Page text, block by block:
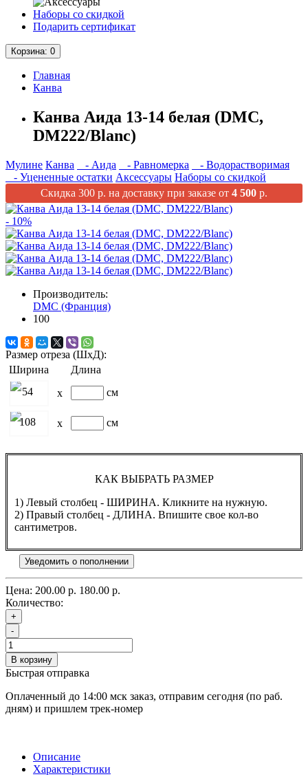
Наборы со скидкой
Подарить сертификат
Корзина: 0
Главная
Канва
Канва Аида 13-14 белая (DMC,
DM222/Blanc)
Мулине Канва - Аида - Равномерка
- Водорастворимая
- Уцененные остатки Аксессуары Наборы со скидкой
Скидка 300 р. на доставку при заказе от 4 500 р.
- 10%
Производитель:
DMC (Франция)
100
Размер отреза (ШхД):
Ширина
Длина
54
x см
108 x см
КАК ВЫБРАТЬ РАЗМЕР
1) Левый столбец - ШИРИНА. Кликните на нужную.
2) Правый столбец - ДЛИНА. Впишите свое кол-во
сантиметров.
Уведомить о пополнении
Цена: 200.00 р. 180.00 р.
Количество:
+
-
В корзину
Быстрая отправка
Оплаченный до 14:00 мск заказ, отправим сегодня (по раб.
дням) и пришлем трек-номер
Описание
Характеристики